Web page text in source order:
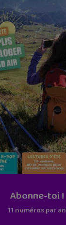
Abonne-toi !
11 numéros par an